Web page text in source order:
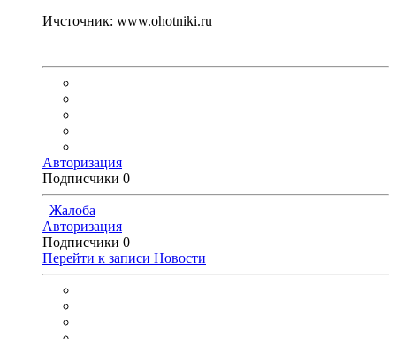
Ичсточник: www.ohotniki.ru
Авторизация
Подписчики 0
Жалоба
Авторизация
Подписчики 0
Перейти к записи Новости